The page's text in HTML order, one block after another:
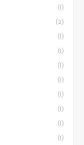
(1)
(2)
(1)
(1)
(1)
(1)
(1)
(1)
(1)
(1)